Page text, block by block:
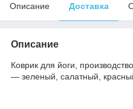
Описание Доставка
Описание
Коврик для йоги,
― зеленый, салатный,